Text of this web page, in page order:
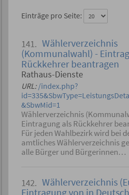
Einträge pro Seite:
141. Wählerverzeichnis
(Kommunalwahl) -
Rückkehrer beantragen
Rathaus-Dienste
URL: /index.php?
&SbwMid=1
Wählerverzeichnis
Eintragung als Rückkehrer
Für jeden Wahlbezirk wird bei
amtliches Wählerverzeichnis
alle Bürger und Bürgerinnen…
142. Wählerverzeichnis
Eintragung von in